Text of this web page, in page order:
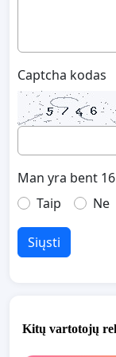
Captcha kodas
Man yra bent
Taip
Ne
Siųsti
Kitų vartotojų